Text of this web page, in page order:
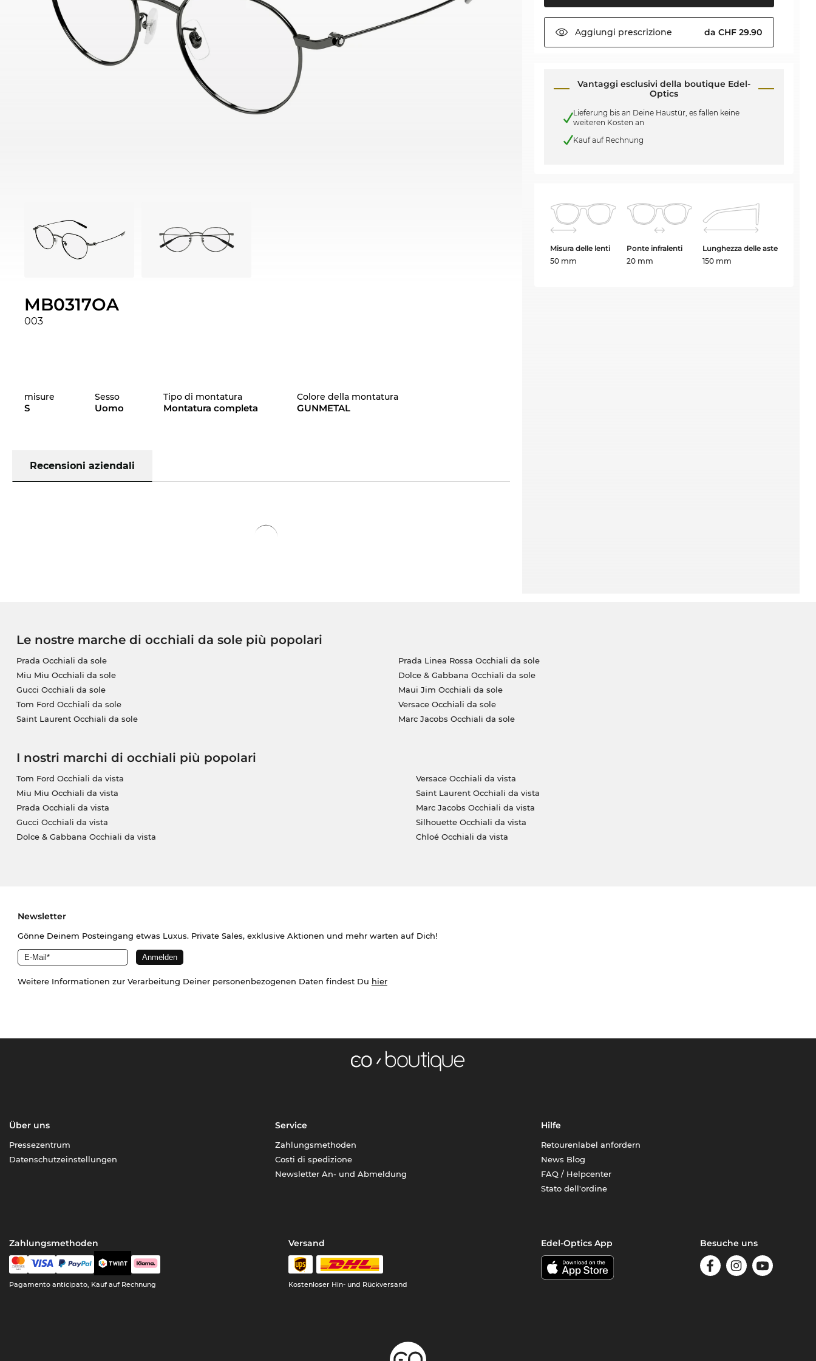
MB0317OA
003
misure
S
Sesso
Uomo
Tipo di montatura
Montatura completa
Colore della montatura
GUNMETAL
Recensioni aziendali
Aggiungi prescrizione da CHF 29.90
Vantaggi esclusivi della boutique Edel-
Optics
Lieferung bis an Deine Haustür, es fallen keine
weiteren Kosten an
Kauf auf Rechnung
Misura delle lenti
50 mm
Ponte infralenti
20 mm
Lunghezza delle aste
150 mm
Le nostre marche di occhiali da sole più popolari
Prada Occhiali da sole
Miu Miu Occhiali da sole
Gucci Occhiali da sole
Tom Ford Occhiali da sole
Saint Laurent Occhiali da sole
Prada Linea Rossa Occhiali da sole
Dolce & Gabbana Occhiali da sole
Maui Jim Occhiali da sole
Versace Occhiali da sole
Marc Jacobs Occhiali da sole
I nostri marchi di occhiali più popolari
Tom Ford Occhiali da vista
Miu Miu Occhiali da vista
Prada Occhiali da vista
Gucci Occhiali da vista
Dolce & Gabbana Occhiali da vista
Versace Occhiali da vista
Saint Laurent Occhiali da vista
Marc Jacobs Occhiali da vista
Silhouette Occhiali da vista
Chloé Occhiali da vista
Newsletter
Gönne Deinem Posteingang etwas Luxus. Private Sales, exklusive Aktionen und mehr warten auf Dich!
Weitere Informationen zur Verarbeitung Deiner personenbezogenen Daten findest Du hier
Über uns
Pressezentrum
Datenschutzeinstellungen
Service
Zahlungsmethoden
Costi di spedizione
Newsletter An- und Abmeldung
Hilfe
Retourenlabel anfordern
News Blog
FAQ / Helpcenter
Stato dell'ordine
Zahlungsmethoden
Pagamento anticipato, Kauf auf Rechnung
Versand
Kostenloser Hin- und Rückversand
Edel-Optics App Besuche uns